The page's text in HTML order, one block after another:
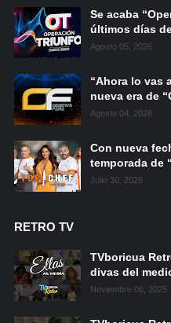
Se acaba
últimos días
Agosto 05, 2026
“Ahora lo vas
nueva era de
Agosto 04, 2026
Con nueva
temporada de
Julio 30, 2026
RETRO TV
TVboricua
divas del
Noviembre 06, 2025